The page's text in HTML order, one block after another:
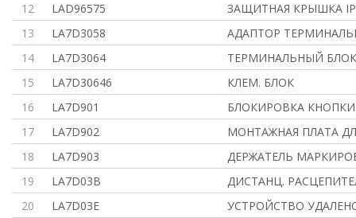
12
LAD96575
ЗАЩИТНАЯ КРЫШКА IP
13
LA7D3058
АДАПТОР
14
LA7D3064
ТЕРМИНАЛЬНЫЙ БЛОК
15
LA7D30646
КЛЕМ. БЛОК
16
LA7D901
БЛОКИРОВКА
17
LA7D902
МОНТАЖНАЯ ПЛАТА
18
LA7D903
ДЕРЖАТЕЛЬ
19
LA7D03B
ДИСТАНЦ.
20
LA7D03E
УСТРОЙСТВО